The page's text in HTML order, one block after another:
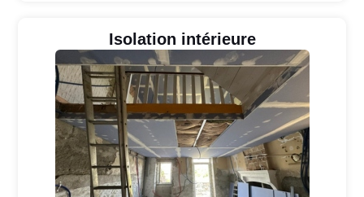
Isolation intérieure